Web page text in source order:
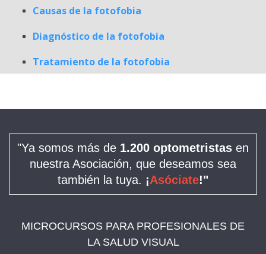
Causas de la fotofobia
Diagnóstico de la fotofobia
Tratamiento de la fotofobia
"Ya somos más de 1.200 optometristas en
nuestra Asociación, que deseamos sea
también la tuya. ¡Asóciate!"
MICROCURSOS PARA PROFESIONALES DE
LA SALUD VISUAL